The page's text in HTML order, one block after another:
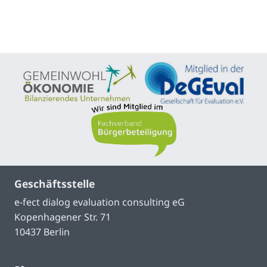
Geschäftsstelle
e-fect dialog evaluation consulting eG
Kopenhagener Str. 71
10437 Berlin